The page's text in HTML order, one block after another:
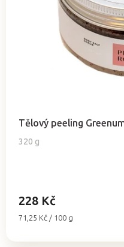
Tělový peeling
320 g
228 Kč
Měrná
71,25 Kč / 100 g